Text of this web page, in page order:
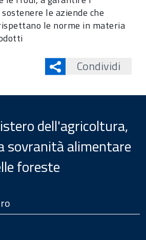
le aziende che
le norme in materia
Condividi
dell'agricoltura,
sovranità alimentare
foreste